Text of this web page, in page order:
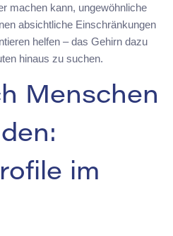
machen kann, ungewöhnliche
absichtliche Einschränkungen
helfen – das Gehirn dazu
hinaus zu suchen.
Menschen
im